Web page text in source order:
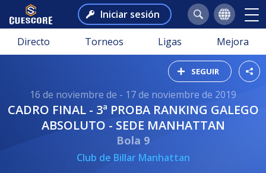
Iniciar sesión
Directo Torneos Ligas Mejora
SEGUIR
16 de noviembre de - 17 de noviembre de 2019
CADRO FINAL - 3ª PROBA RANKING GALEGO
ABSOLUTO - SEDE MANHATTAN
Bola 9
Club de Billar Manhattan